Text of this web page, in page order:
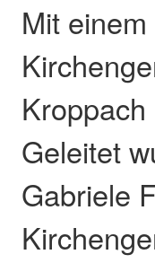
Mit
Geleitet
Gabriele